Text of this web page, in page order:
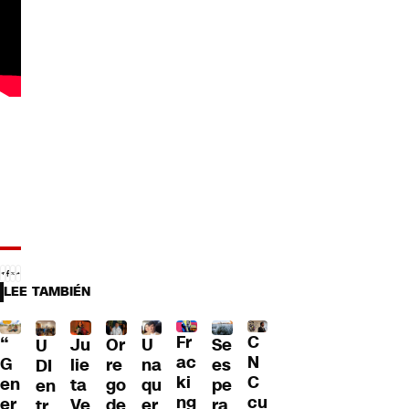
LEE TAMBIÉN
“
G
en
U
DI
en
Ju
lie
ta
Or
re
go
U
na
qu
Fr
ac
ki
ng
Se
es
pe
C
N
C
cu